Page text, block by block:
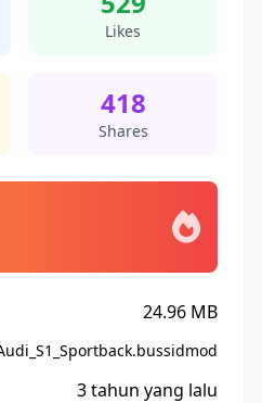
Likes
418
Shares
24.96 MB
3 tahun yang lalu